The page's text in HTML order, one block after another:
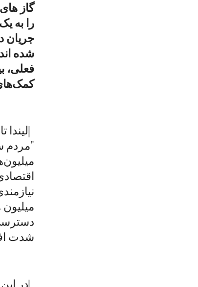
گاز
شده
"مردم
شدت